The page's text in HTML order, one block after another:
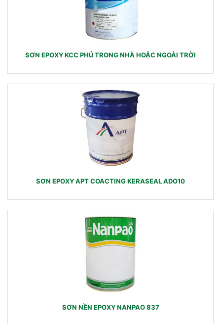
SƠN EPOXY KCC PHỦ TRONG NHÀ HOẶC NGOÀI TRỜI
SƠN EPOXY APT COACTING KERASEAL ADO10
SƠN NỀN EPOXY NANPAO 837